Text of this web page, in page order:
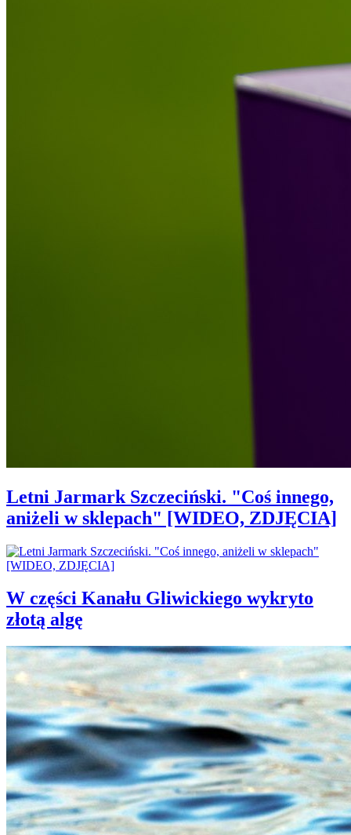
Letni Jarmark Szczeciński. "Coś innego,
aniżeli w sklepach" [WIDEO, ZDJĘCIA]
W części Kanału Gliwickiego wykryto
złotą algę